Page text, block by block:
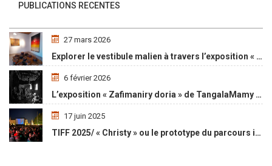
PUBLICATIONS RECENTES
27 mars 2026
Explorer le vestibule malien à travers l’exposition « Maaya Bulon »
6 février 2026
L’exposition « Zafimaniry doria » de TangalaMamy honore la mémoire d’un peuple malgache
17 juin 2025
TIFF 2025/ « Christy » ou le prototype du parcours initiatique